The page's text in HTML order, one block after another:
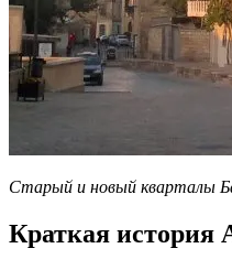
Старый и новый кварталы
Краткая история